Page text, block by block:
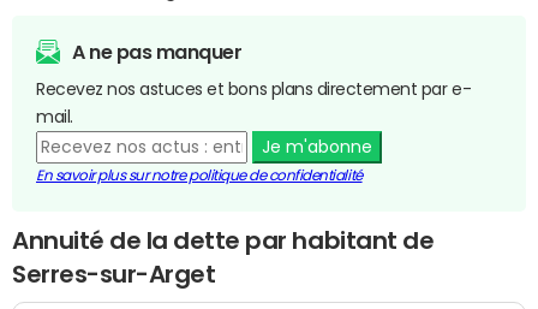
A ne pas manquer
Recevez nos astuces et bons plans directement par e-
mail.
Je m'abonne
En savoir plus sur notre politique de confidentialité
Annuité de la dette par habitant de
Serres-sur-Arget